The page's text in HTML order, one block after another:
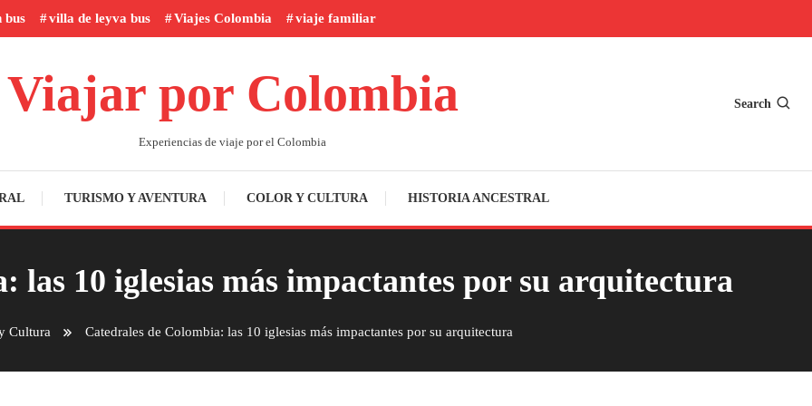
bus villa de leyva bus Viajes Colombia viaje familiar
Viajar por Colombia
Experiencias de viaje por el Colombia
Search
TURISMO Y AVENTURA COLOR Y CULTURA HISTORIA ANCESTRAL
las 10 iglesias más impactantes por su arquitectura
Cultura Catedrales de Colombia: las 10 iglesias más impactantes por su arquitectura